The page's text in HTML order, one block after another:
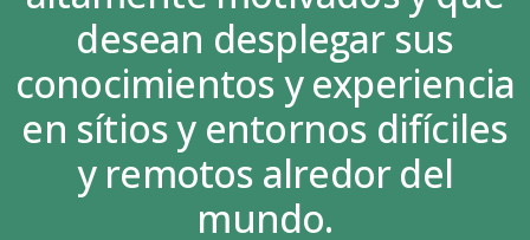
desean desplegar sus
conocimientos y experiencia
en sítios y entornos difíciles
y remotos alredor del
mundo.